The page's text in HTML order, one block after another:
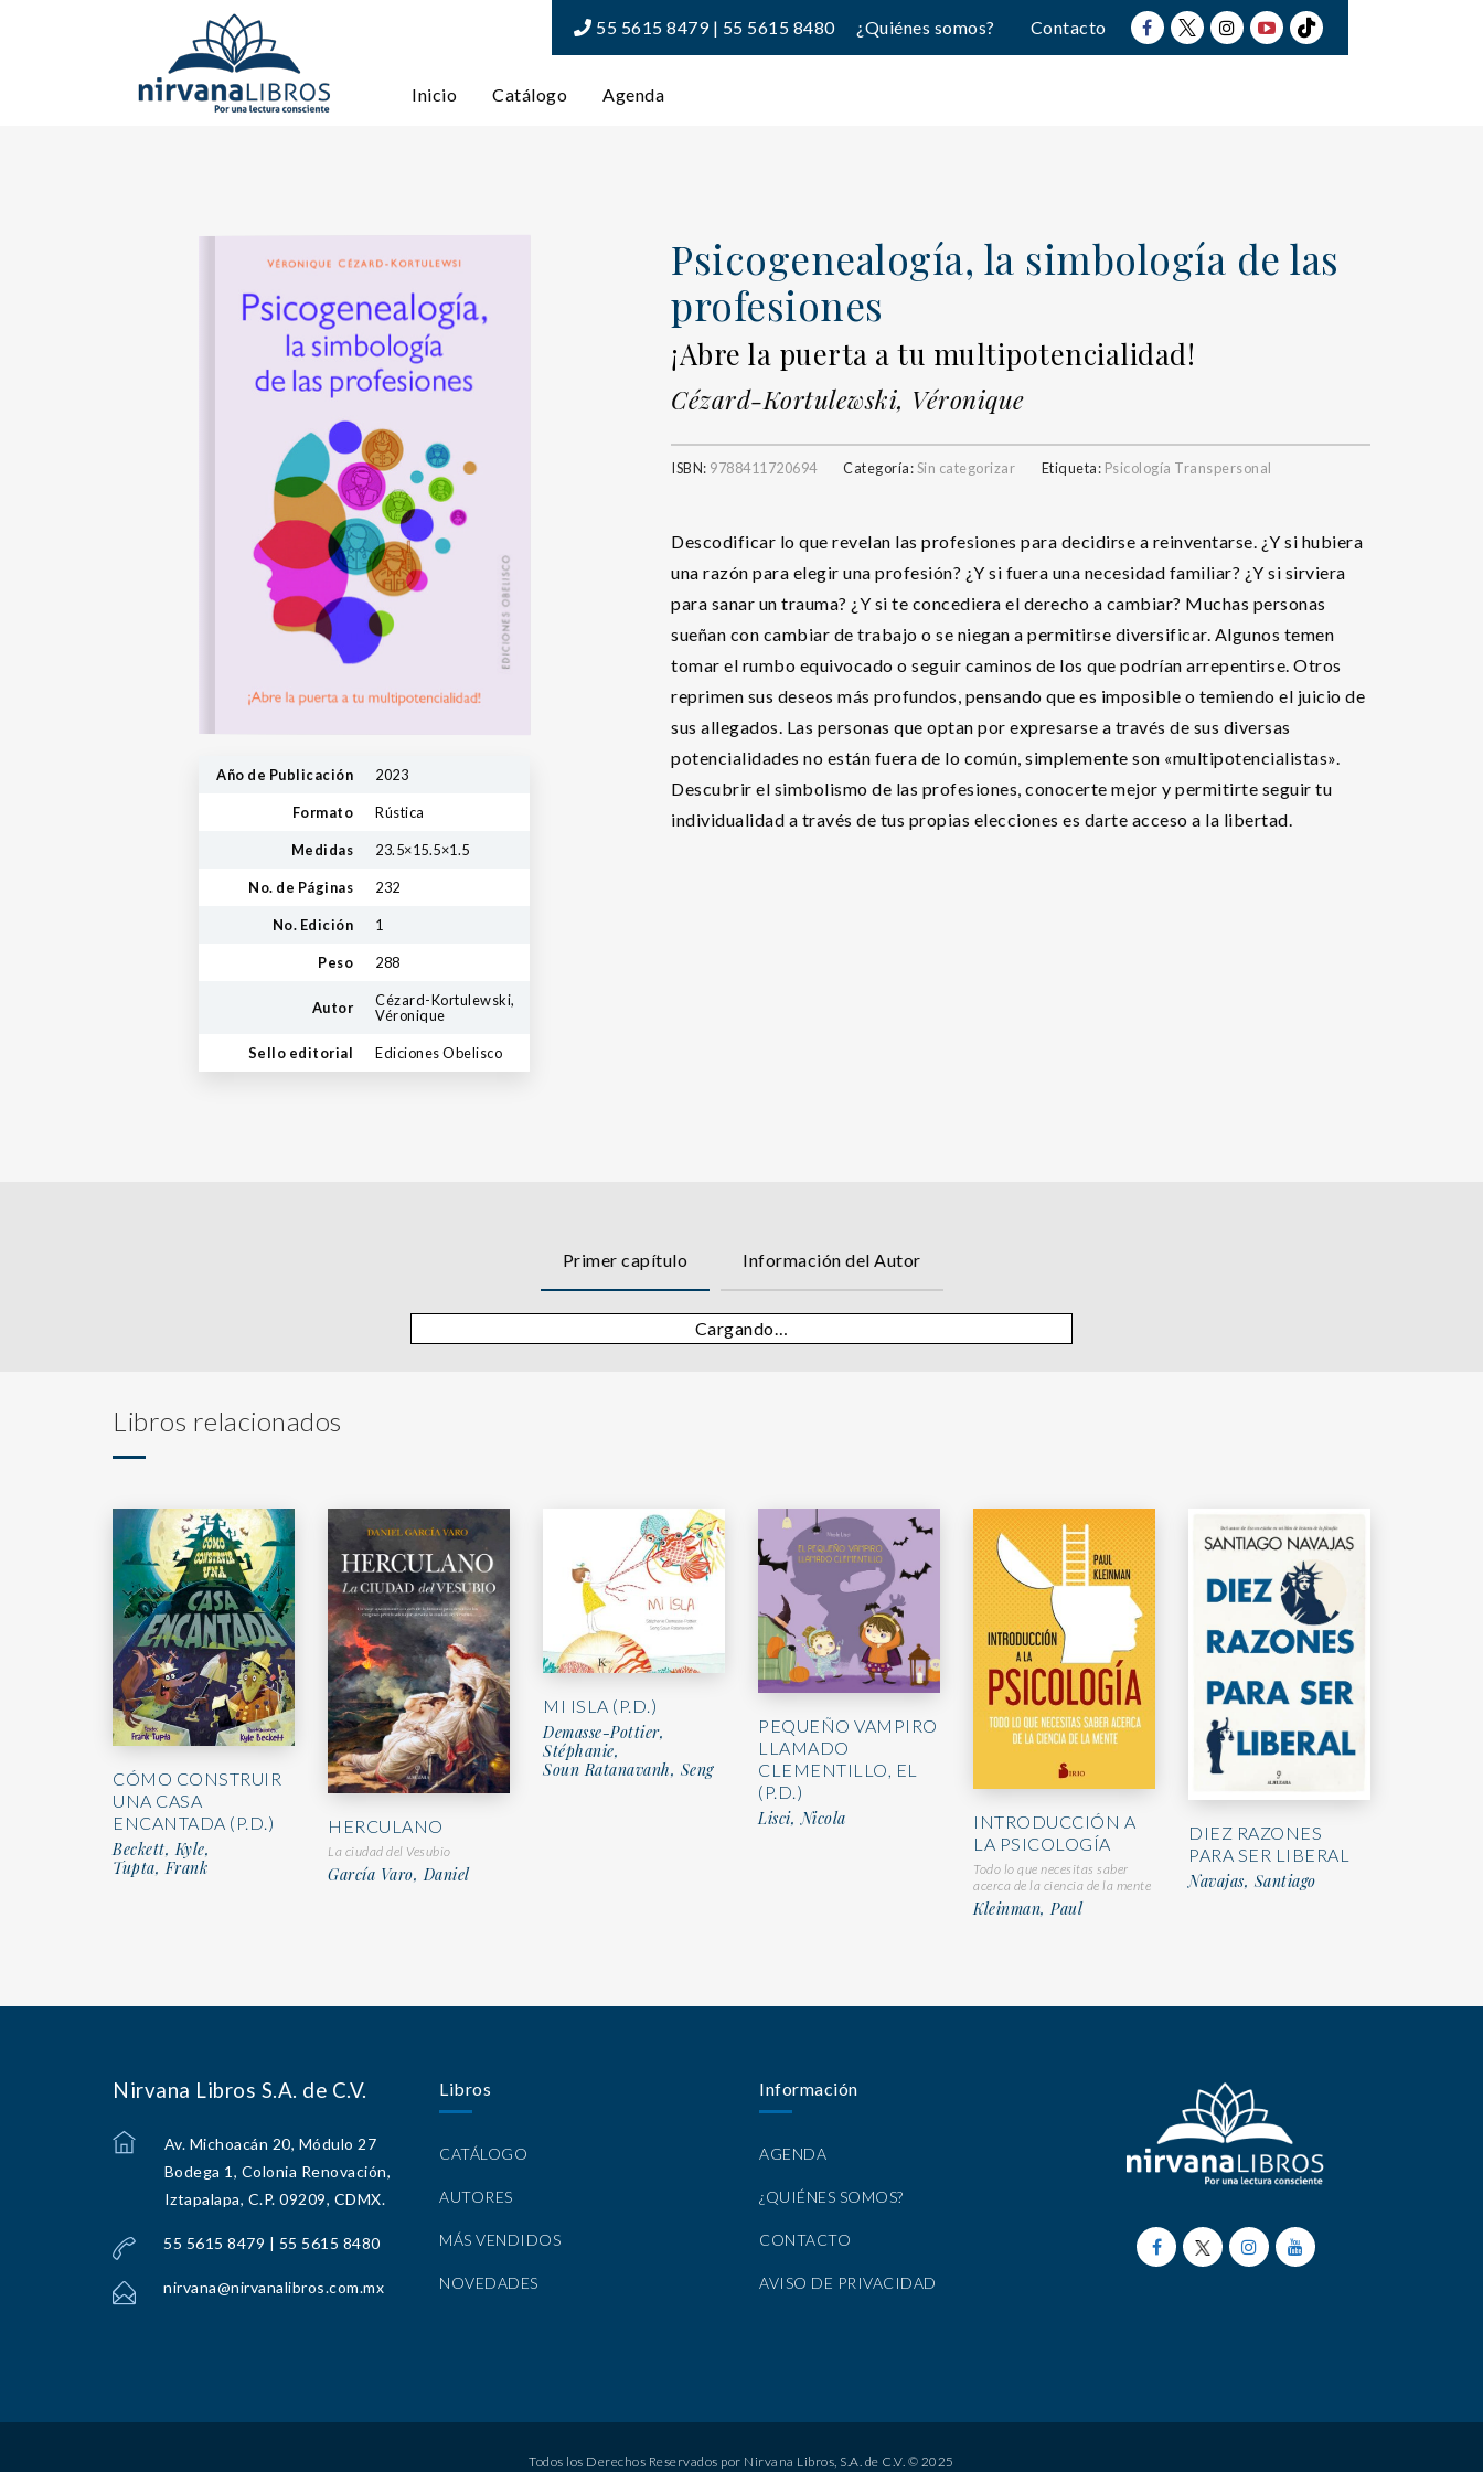
55 5615 8479 | 55 5615 8480 ¿Quiénes somos? Contacto
Inicio Catálogo Agenda
Año de Publicación 2023
Formato Rústica
Medidas 23.5×15.5×1.5
No. de Páginas 232
No. Edición 1
Peso 288
Autor
Cézard-Kortulewski,
Véronique
Sello editorial Ediciones Obelisco
Psicogenealogía, la simbología de las
profesiones
¡Abre la puerta a tu multipotencialidad!
Cézard-Kortulewski, Véronique
ISBN: 9788411720694 Categoría:Sin categorizar Etiqueta: Psicología Transpersonal
Descodificar lo que revelan las profesiones para decidirse a reinventarse. ¿Y si hubiera
una razón para elegir una profesión? ¿Y si fuera una necesidad familiar? ¿Y si sirviera
para sanar un trauma? ¿Y si te concediera el derecho a cambiar? Muchas personas
sueñan con cambiar de trabajo o se niegan a permitirse diversificar. Algunos temen
tomar el rumbo equivocado o seguir caminos de los que podrían arrepentirse. Otros
reprimen sus deseos más profundos, pensando que es imposible o temiendo el juicio de
sus allegados. Las personas que optan por expresarse a través de sus diversas
potencialidades no están fuera de lo común, simplemente son «multipotencialistas».
Descubrir el simbolismo de las profesiones, conocerte mejor y permitirte seguir tu
individualidad a través de tus propias elecciones es darte acceso a la libertad.
Primer capítulo Información del Autor
Cargando…
Libros relacionados
CÓMO CONSTRUIR
UNA CASA
ENCANTADA (P.D.)
Beckett, Kyle,
Tupta, Frank
HERCULANO
La ciudad del Vesubio
García Varo, Daniel
MI ISLA (P.D.)
Demasse-Pottier,
Stéphanie,
Soun Ratanavanh, Seng
PEQUEÑO VAMPIRO
LLAMADO
CLEMENTILLO, EL
(P.D.)
Lisci, Nicola
INTRODUCCIÓN A
LA PSICOLOGÍA
Todo lo que necesitas saber
acerca de la ciencia de la mente
Kleinman, Paul
DIEZ RAZONES
PARA SER LIBERAL
Navajas, Santiago
Nirvana Libros S.A. de C.V.
Av. Michoacán 20, Módulo 27
Bodega 1, Colonia Renovación,
Iztapalapa, C.P. 09209, CDMX.
55 5615 8479 | 55 5615 8480
nirvana@nirvanalibros.com.mx
Libros
CATÁLOGO
AUTORES
MÁS VENDIDOS
NOVEDADES
Información
AGENDA
¿QUIÉNES SOMOS?
CONTACTO
AVISO DE PRIVACIDAD
Todos los Derechos Reservados por Nirvana Libros, S.A. de C.V. © 2025